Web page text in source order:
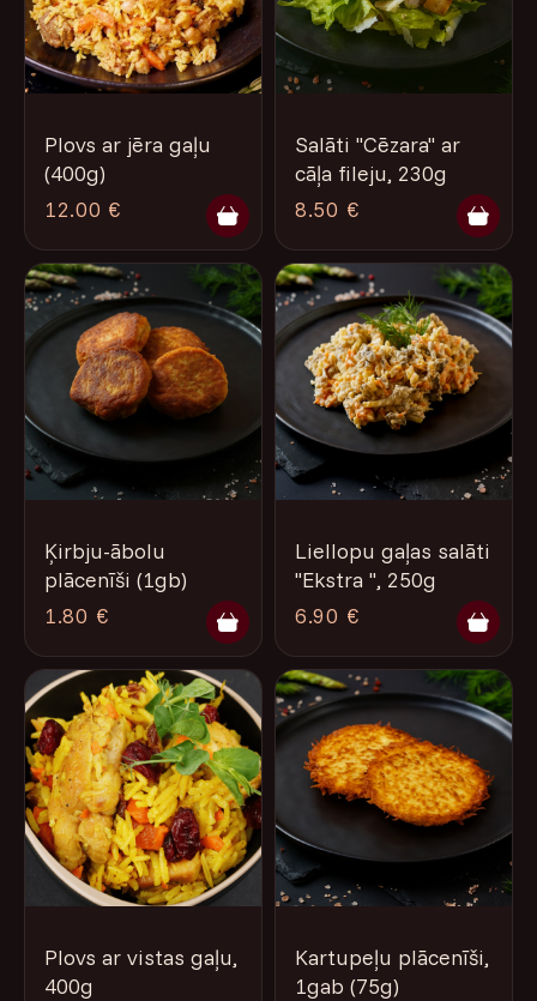
Plovs ar jēra gaļu
(400g)
12.00 €
Salāti "Cēzara" ar
cāļa fileju, 230g
8.50 €
Ķirbju-ābolu
plācenīši (1gb)
1.80 €
Liellopu gaļas salāti
''Ekstra '', 250g
6.90 €
Plovs ar vistas gaļu,
400g
Kartupeļu plācenīši,
1gab (75g)